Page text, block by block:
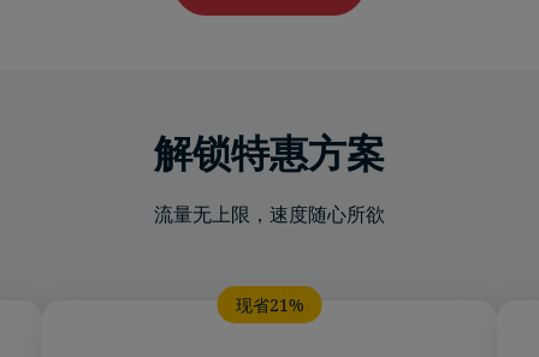
解锁特惠方案
流量无上限，速度随心所欲